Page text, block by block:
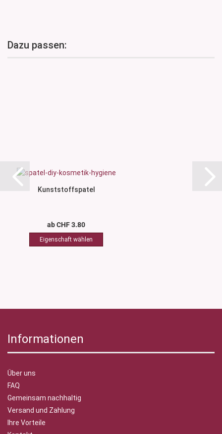
Dazu passen:
Kunststoffspatel
ab CHF 3.80
Informationen
Über uns
FAQ
Gemeinsam nachhaltig
Versand und Zahlung
Ihre Vorteile